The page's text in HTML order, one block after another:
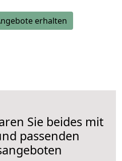
erhalten
Sie beides mit
passenden